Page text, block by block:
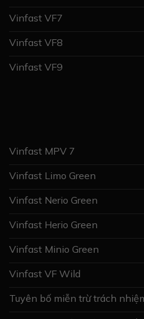
Vinfast VF7
Vinfast VF8
Vinfast VF9
Vinfast MPV 7
Vinfast Limo Green
Vinfast Nerio Green
Vinfast Herio Green
Vinfast Minio Green
Vinfast VF Wild
Tuyên bố miễn trừ trách